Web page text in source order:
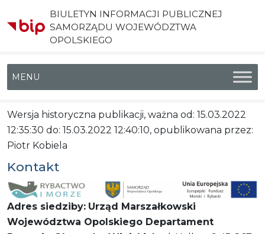
BIULETYN INFORMACJI PUBLICZNEJ
SAMORZĄDU WOJEWÓDZTWA
OPOLSKIEGO
Menu główne
Wersja historyczna publikacji, ważna od: 15.03.2022
12:35:30 do: 15.03.2022 12:40:10, opublikowana przez:
Piotr Kobiela
Kontakt
Adres siedziby: Urząd Marszałkowski
Województwa Opolskiego Departament